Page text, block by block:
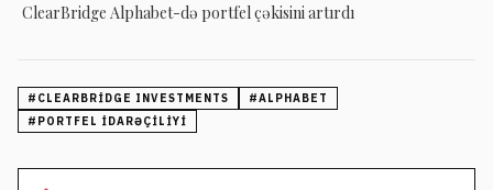
ClearBridge Alphabet-də portfel çəkisini artırdı
# CLEARBRIDGE INVESTMENTS #ALPHABET
# PORTFEL IDARƏÇILIYI